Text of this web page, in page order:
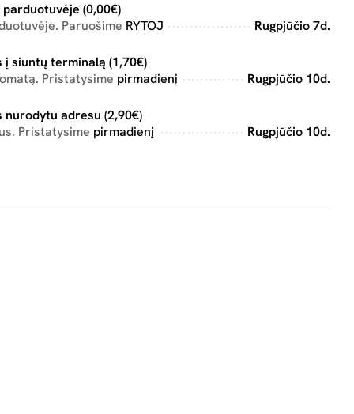
(0,00€)
Paruošime RYTOJ Rugpjūčio 7d.
į siuntų terminalą (1,70€)
Pristatysime pirmadienį Rugpjūčio 10d.
nurodytu adresu (2,90€)
Pristatysime pirmadienį Rugpjūčio 10d.